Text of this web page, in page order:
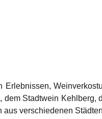
Stadtwein
verschiedenen